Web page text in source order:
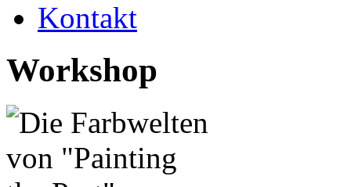
Kontakt
Workshop